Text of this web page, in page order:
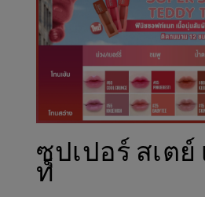
ซุปเปอร์ สเต
ท์